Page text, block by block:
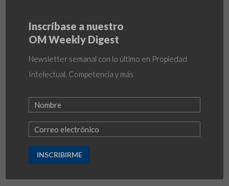
Inscríbase a nuestro
OM Weekly Digest
Newsletter semanal con lo último en Propiedad
Intelectual, Competencia y más
INSCRIBIRME